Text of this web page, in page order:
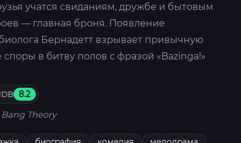
учатся свиданиям, дружбе и бытовым
— главная броня. Появление
Бернадетт взрывает привычную
в битву полов с фразой «Bazinga!»
8.2
Theory